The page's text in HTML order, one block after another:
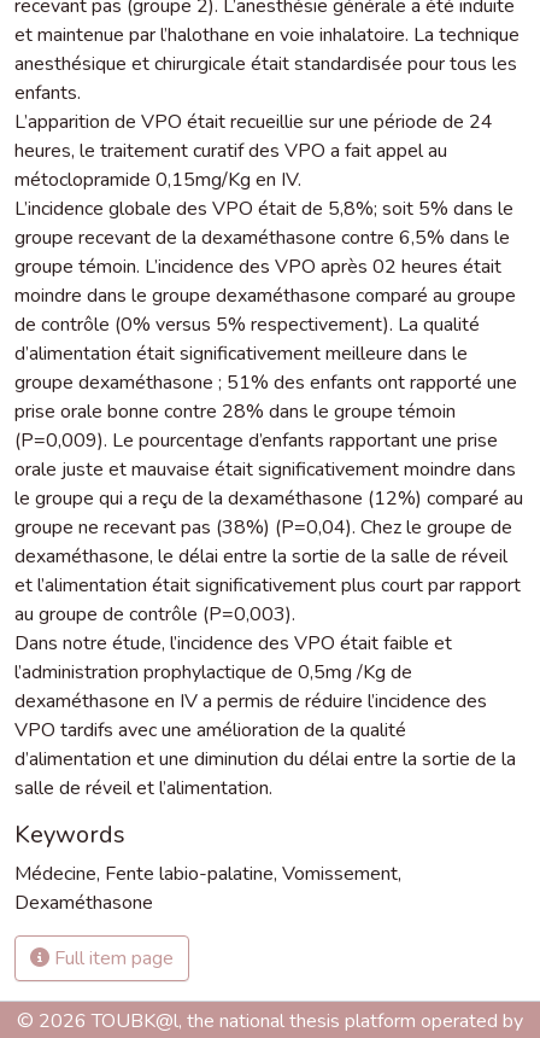
recevant pas (groupe 2). L’anesthésie générale a été induite
et maintenue par l’halothane en voie inhalatoire. La technique
anesthésique et chirurgicale était standardisée pour tous les
enfants.
L’apparition de VPO était recueillie sur une période de 24
heures, le traitement curatif des VPO a fait appel au
métoclopramide 0,15mg/Kg en IV.
L’incidence globale des VPO était de 5,8%; soit 5% dans le
groupe recevant de la dexaméthasone contre 6,5% dans le
groupe témoin. L’incidence des VPO après 02 heures était
moindre dans le groupe dexaméthasone comparé au groupe
de contrôle (0% versus 5% respectivement). La qualité
d’alimentation était significativement meilleure dans le
groupe dexaméthasone ; 51% des enfants ont rapporté une
prise orale bonne contre 28% dans le groupe témoin
(P=0,009). Le pourcentage d’enfants rapportant une prise
orale juste et mauvaise était significativement moindre dans
le groupe qui a reçu de la dexaméthasone (12%) comparé au
groupe ne recevant pas (38%) (P=0,04). Chez le groupe de
dexaméthasone, le délai entre la sortie de la salle de réveil
et l’alimentation était significativement plus court par rapport
au groupe de contrôle (P=0,003).
Dans notre étude, l’incidence des VPO était faible et
l’administration prophylactique de 0,5mg /Kg de
dexaméthasone en IV a permis de réduire l’incidence des
VPO tardifs avec une amélioration de la qualité
d’alimentation et une diminution du délai entre la sortie de la
salle de réveil et l’alimentation.
Keywords
Médecine, Fente labio-palatine, Vomissement,
Dexaméthasone
Full item page
© 2026 TOUBK@l, the national thesis platform operated by